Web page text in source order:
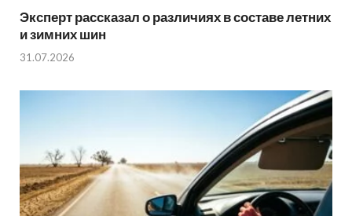
Эксперт рассказал о различиях в составе летних
и зимних шин
31.07.2026